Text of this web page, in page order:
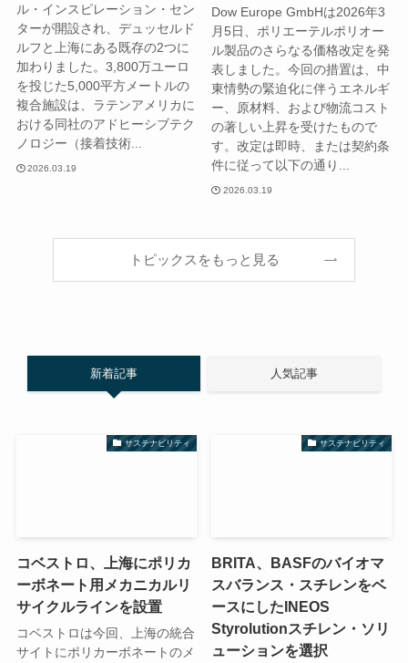
ル・インスピレーション・セン
ターが開設され、デュッセルド
ルフと上海にある既存の2つに
加わりました。3,800万ユーロ
を投じた5,000平方メートルの
複合施設は、ラテンアメリカに
おける同社のアドヒーシブテク
ノロジー（接着技術...
2026.03.19
Dow Europe GmbHは2026年3
月5日、ポリエーテルポリオー
ル製品のさらなる価格改定を発
表しました。今回の措置は、中
東情勢の緊迫化に伴うエネルギ
ー、原材料、および物流コスト
の著しい上昇を受けたもので
す。改定は即時、または契約条
件に従って以下の通り...
2026.03.19
トピックスをもっと見る
新着記事 人気記事
サステナビリティ
コベストロ、上海にポリカ
ーボネート用メカニカルリ
サイクルラインを設置
コベストロは今回、上海の統合
サイトにポリカーボネートのメ
サステナビリティ
BRITA、BASFのバイオマ
スバランス・スチレンをベ
ースにしたINEOS
Styrolutionスチレン・ソリ
ューションを選択